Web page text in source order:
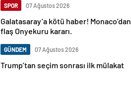
SPOR 07 Ağustos 2026
Galatasaray’a kötü haber! Monaco’dan
flaş Onyekuru kararı.
GÜNDEM 07 Ağustos 2026
Trump’tan seçim sonrası ilk mülakat